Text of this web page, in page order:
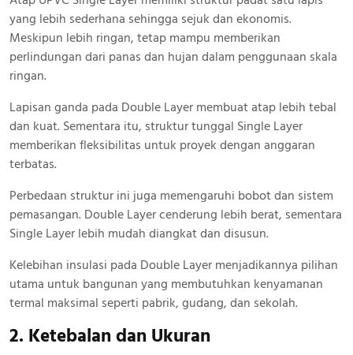
yang lebih sederhana sehingga sejuk dan ekonomis.
Meskipun lebih ringan, tetap mampu memberikan
perlindungan dari panas dan hujan dalam penggunaan skala
ringan.
Lapisan ganda pada Double Layer membuat atap lebih tebal
dan kuat. Sementara itu, struktur tunggal Single Layer
memberikan fleksibilitas untuk proyek dengan anggaran
terbatas.
Perbedaan struktur ini juga memengaruhi bobot dan sistem
pemasangan. Double Layer cenderung lebih berat, sementara
Single Layer lebih mudah diangkat dan disusun.
Kelebihan insulasi pada Double Layer menjadikannya pilihan
utama untuk bangunan yang membutuhkan kenyamanan
termal maksimal seperti pabrik, gudang, dan sekolah.
2. Ketebalan dan Ukuran